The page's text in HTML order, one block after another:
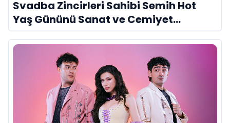
Svadba Zincirleri Sahibi Semih Hot
Yaş Gününü Sanat ve Cemiyet
Dünyasının Ünlü İsimleriyle Kutladı!